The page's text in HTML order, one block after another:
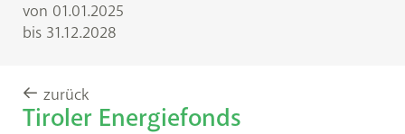
von 01.01.2025
bis 31.12.2028
zurück
Tiroler Energiefonds